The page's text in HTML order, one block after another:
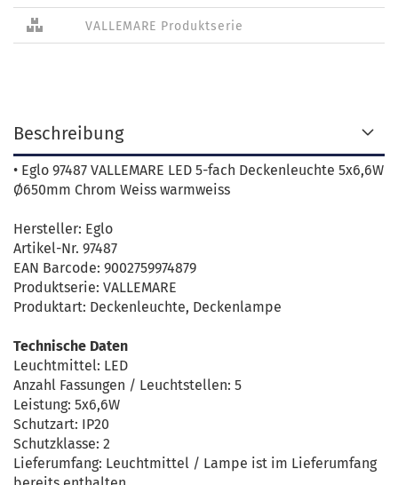
VALLEMARE Produktserie
Beschreibung
• Eglo 97487 VALLEMARE LED 5-fach Deckenleuchte 5x6,6W
Ø650mm Chrom Weiss warmweiss
Hersteller: Eglo
Artikel-Nr. 97487
EAN Barcode: 9002759974879
Produktserie: VALLEMARE
Produktart: Deckenleuchte, Deckenlampe
Technische Daten
Leuchtmittel: LED
Anzahl Fassungen / Leuchtstellen: 5
Leistung: 5x6,6W
Schutzart: IP20
Schutzklasse: 2
Lieferumfang: Leuchtmittel / Lampe ist im Lieferumfang